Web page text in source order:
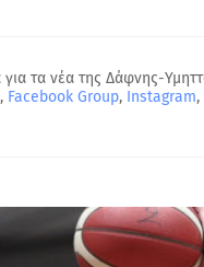
τα νέα της Δάφνης-
, Facebook Group, Instagram,